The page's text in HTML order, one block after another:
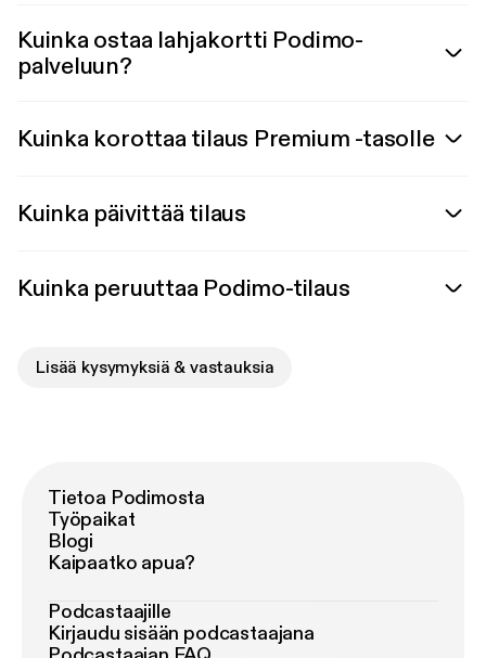
Kuinka ostaa lahjakortti Podimo-
palveluun?
Kuinka korottaa tilaus Premium -tasolle
Kuinka päivittää tilaus
Kuinka peruuttaa Podimo-tilaus
Lisää kysymyksiä & vastauksia
Tietoa Podimosta
Työpaikat
Blogi
Kaipaatko apua?
Podcastaajille
Kirjaudu sisään podcastaajana